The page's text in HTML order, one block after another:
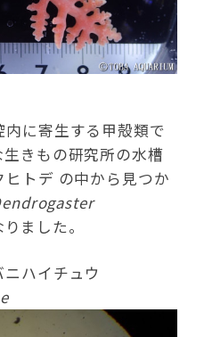
に寄生する甲殻類で
きもの研究所の水槽
トデ の中から見つか
ました。
ハイチュウ